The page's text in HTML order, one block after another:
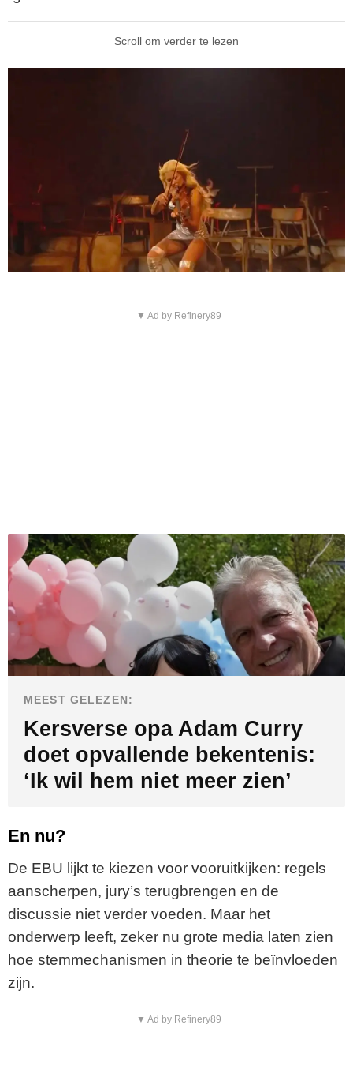
Scroll om verder te lezen
▼ Ad by Refinery89
MEEST GELEZEN:
Kersverse opa Adam Curry
doet opvallende bekentenis:
‘Ik wil hem niet meer zien’
En nu?
De EBU lijkt te kiezen voor vooruitkijken: regels
aanscherpen, jury’s terugbrengen en de
discussie niet verder voeden. Maar het
onderwerp leeft, zeker nu grote media laten zien
hoe stemmechanismen in theorie te beïnvloeden
zijn.
▼ Ad by Refinery89